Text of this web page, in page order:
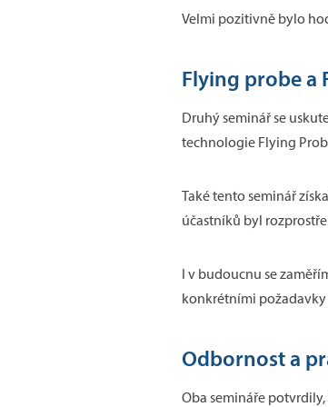
Velmi pozitivně bylo
Flying probe a
Druhý seminář se
technologie Flying
Také tento seminář
účastníků byl
I v budoucnu se
konkrétními
Odbornost a
Oba semináře